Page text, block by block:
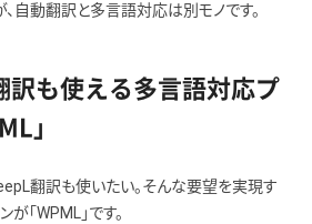
、自動翻訳と多言語対応は別モノです。
訳も使える多言語対応プ
」
翻訳も使いたい。そんな要望を実現す
「WPML」です。